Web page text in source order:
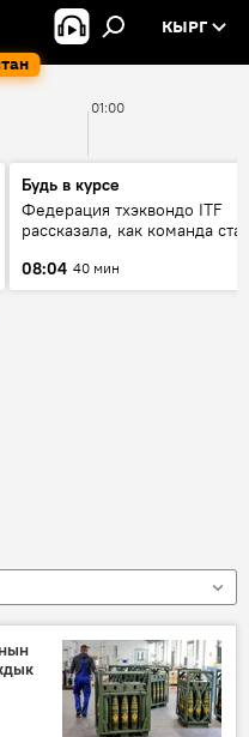
КЫРГ
01:00
Будь в курсе
Федерация тхэквондо ITF
рассказала, как команда
08:04 40 мин